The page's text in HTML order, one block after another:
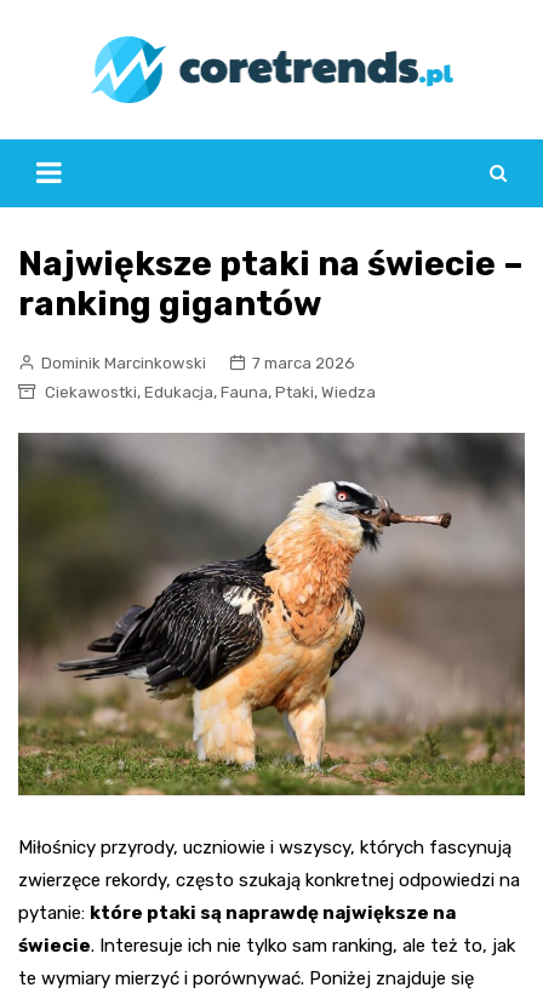
Największe ptaki na świecie –
ranking gigantów
Dominik Marcinkowski
7 marca 2026
Ciekawostki, Edukacja, Fauna, Ptaki, Wiedza
Miłośnicy przyrody, uczniowie i wszyscy, których fascynują
zwierzęce rekordy, często szukają konkretnej odpowiedzi na
pytanie: które ptaki są naprawdę największe na
świecie. Interesuje ich nie tylko sam ranking, ale też to, jak
te wymiary mierzyć i porównywać. Poniżej znajduje się